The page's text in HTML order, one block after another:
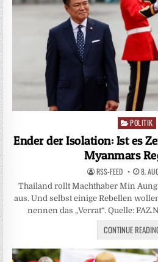
Posted
in
POLITIK
Ender der Isolation: Ist es
Myanmars
RSS-FEED 8.
Thailand rollt Machthaber Min
aus. Und selbst einige Rebellen
nennen das „Verrat“. Quelle:
CONTINUE